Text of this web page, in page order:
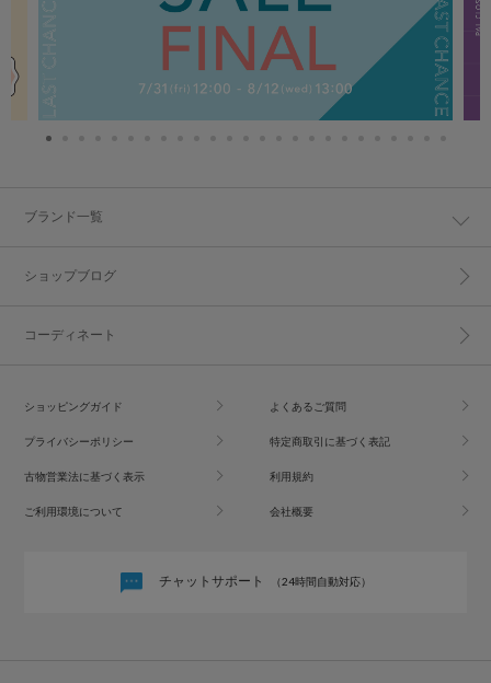
ブランド一覧
ショップブログ
コーディネート
ショッピングガイド よくあるご質問
プライバシーポリシー 特定商取引に基づく表記
古物営業法に基づく表示 利用規約
ご利用環境について 会社概要
チャットサポート （24時間自動対応）